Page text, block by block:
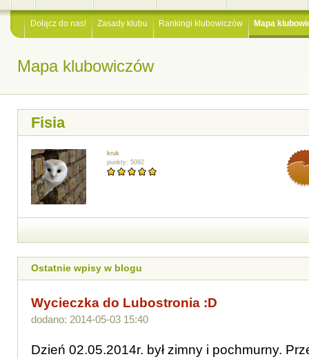
Dołącz do nas! Zasady klubu Rankingi klubowiczów Mapa
Mapa klubowiczów
Fisia
kruk
punkty: 5092
Ostatnie wpisy w blogu
Wycieczka do Lubostronia :D
dodano: 2014-05-03 15:40
Dzień 02.05.2014r. był zimny i pochmurny.